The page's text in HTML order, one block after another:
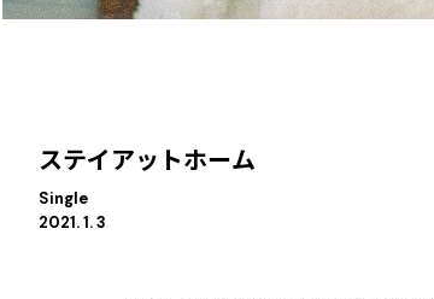
ステイアットホーム
Single
2021. 1. 3